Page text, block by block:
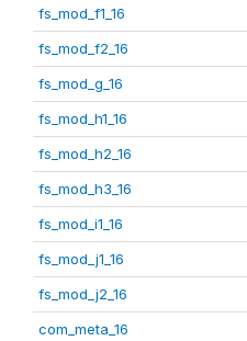
fs_mod_f1_16
fs_mod_f2_16
fs_mod_g_16
fs_mod_h1_16
fs_mod_h2_16
fs_mod_h3_16
fs_mod_i1_16
fs_mod_j1_16
fs_mod_j2_16
com_meta_16